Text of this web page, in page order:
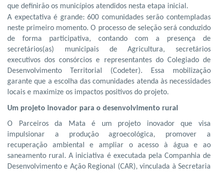
que definirão os municípios atendidos nesta etapa inicial.
A expectativa é grande: 600 comunidades serão contempladas
neste primeiro momento. O processo de seleção será conduzido
de forma participativa, contando com a presença de
secretários(as) municipais de Agricultura, secretários
executivos dos consórcios e representantes do Colegiado de
Desenvolvimento Territorial (Codeter). Essa mobilização
garante que a escolha das comunidades atenda às necessidades
locais e maximize os impactos positivos do projeto.
Um projeto inovador para o desenvolvimento rural
O Parceiros da Mata é um projeto inovador que visa
impulsionar a produção agroecológica, promover a
recuperação ambiental e ampliar o acesso à água e ao
saneamento rural. A iniciativa é executada pela Companhia de
Desenvolvimento e Ação Regional (CAR), vinculada à Secretaria